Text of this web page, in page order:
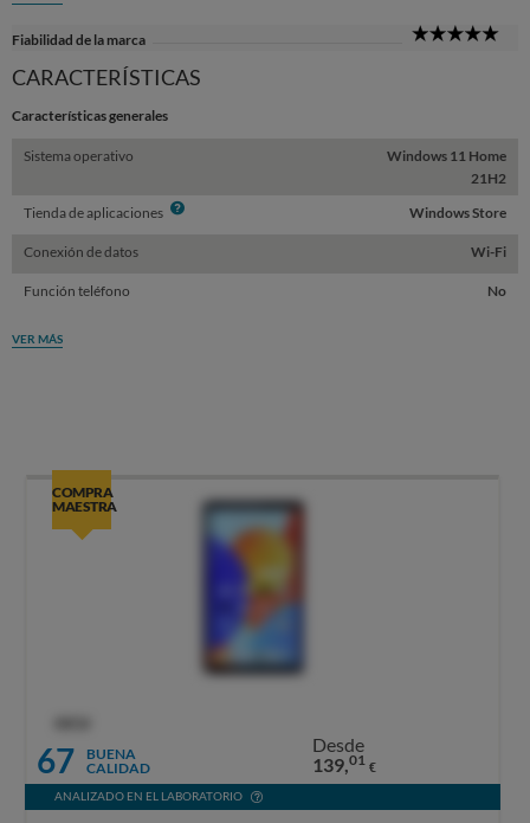
Fiabilidad de la marca
CARACTERÍSTICAS
Características generales
Sistema operativo
Windows 11 Home
21H2
Tienda de aplicaciones Info Windows Store
Conexión de datos Wi-Fi
Función teléfono No
VER MÁS
COMPRA
MAESTRA
67
BUENA
CALIDAD
Desde
139,01 €
ANALIZADO EN EL LABORATORIO